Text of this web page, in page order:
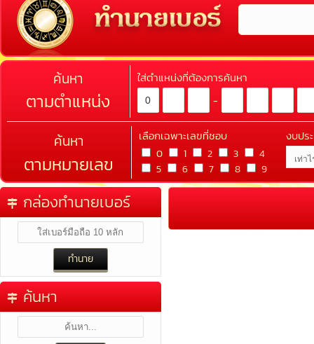
ค้นหา
ตามตำแหน่ง
ใส่ตำแหน่งที่ต้องการค้นหา
-
ค้นหา
ตามหมายเลข
เลือกเฉพาะเลขที่ชอบ
0 1 2 3
4
5
6 7 8 9
งบปร
กล่องทำนายเบอร์
ค้นหา